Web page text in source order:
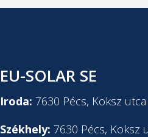
EU-SOLAR SE
Iroda: 7630 Pécs, Koksz utca
Székhely: 7630 Pécs, Koksz